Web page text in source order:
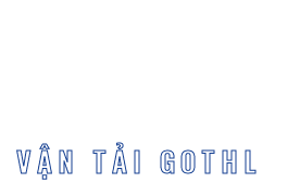
VẬN TẢI GOTHL